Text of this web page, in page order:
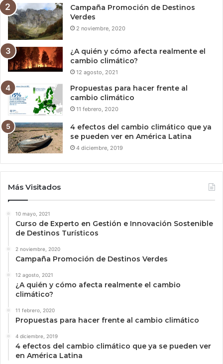
Campaña Promoción de Destinos
Verdes
2 noviembre, 2020
¿A quién y cómo afecta realmente el
cambio climático?
12 agosto, 2021
Propuestas para hacer frente al
cambio climático
11 febrero, 2020
4 efectos del cambio climático que ya
se pueden ver en América Latina
4 diciembre, 2019
Más Visitados
10 mayo, 2021
Curso de Experto en Gestión e Innovación Sostenible
de Destinos Turísticos
2 noviembre, 2020
Campaña Promoción de Destinos Verdes
12 agosto, 2021
¿A quién y cómo afecta realmente el cambio
climático?
11 febrero, 2020
Propuestas para hacer frente al cambio climático
4 diciembre, 2019
4 efectos del cambio climático que ya se pueden ver
en América Latina